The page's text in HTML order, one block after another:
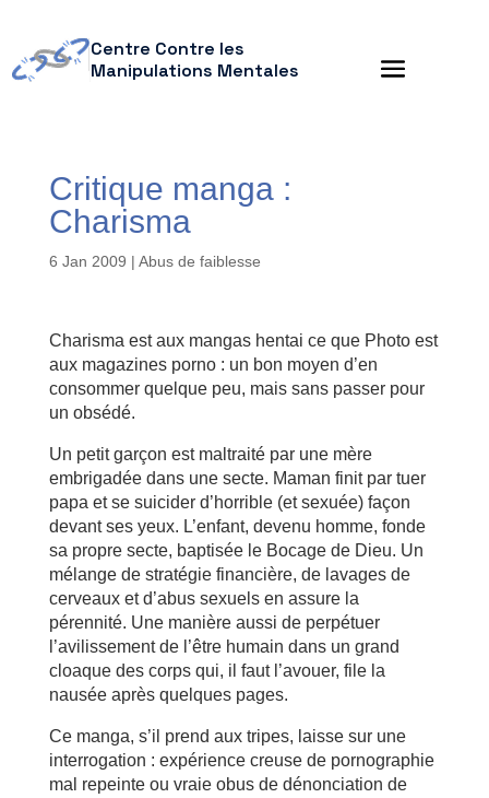
Centre Contre les
Manipulations Mentales
Critique manga :
Charisma
6 Jan 2009 | Abus de faiblesse
Charisma est aux mangas hentai ce que Photo est
aux magazines porno : un bon moyen d’en
consommer quelque peu, mais sans passer pour
un obsédé.
Un petit garçon est maltraité par une mère
embrigadée dans une secte. Maman finit par tuer
papa et se suicider d’horrible (et sexuée) façon
devant ses yeux. L’enfant, devenu homme, fonde
sa propre secte, baptisée le Bocage de Dieu. Un
mélange de stratégie financière, de lavages de
cerveaux et d’abus sexuels en assure la
pérennité. Une manière aussi de perpétuer
l’avilissement de l’être humain dans un grand
cloaque des corps qui, il faut l’avouer, file la
nausée après quelques pages.
Ce manga, s’il prend aux tripes, laisse sur une
interrogation : expérience creuse de pornographie
mal repeinte ou vraie obus de dénonciation de